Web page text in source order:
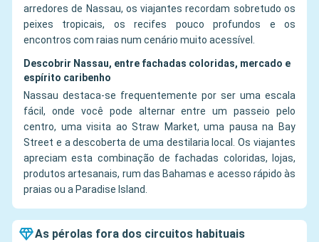
arredores de Nassau, os viajantes recordam sobretudo os
peixes tropicais, os recifes pouco profundos e os
encontros com raias num cenário muito acessível.
Descobrir Nassau, entre fachadas coloridas, mercado e
espírito caribenho
Nassau destaca-se frequentemente por ser uma escala
fácil, onde você pode alternar entre um passeio pelo
centro, uma visita ao Straw Market, uma pausa na Bay
Street e a descoberta de uma destilaria local. Os viajantes
apreciam esta combinação de fachadas coloridas, lojas,
produtos artesanais, rum das Bahamas e acesso rápido às
praias ou a Paradise Island.
As pérolas fora dos circuitos habituais